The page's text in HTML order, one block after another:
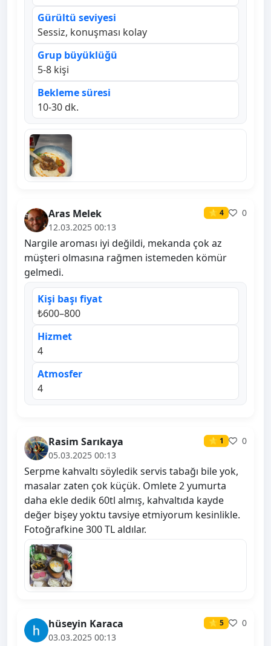
Gürültü seviyesi
Sessiz, konuşması kolay
Grup büyüklüğü
5-8 kişi
Bekleme süresi
10-30 dk.
Aras Melek ⭐ 4
0
12.03.2025 00:13
Nargile aroması iyi değildi, mekanda çok az
müşteri olmasına rağmen istemeden kömür
gelmedi.
Kişi başı fiyat
₺600–800
Hizmet
4
Atmosfer
4
Rasim Sarıkaya ⭐ 1
0
05.03.2025 00:13
Serpme kahvaltı söyledik servis tabağı bile yok,
masalar zaten çok küçük. Omlete 2 yumurta
daha ekle dedik 60tl almış, kahvaltıda kayde
değer bişey yoktu tavsiye etmiyorum kesinlikle.
Fotoğrafkine 300 TL aldılar.
hüseyin Karaca ⭐ 5
0
03.03.2025 00:13